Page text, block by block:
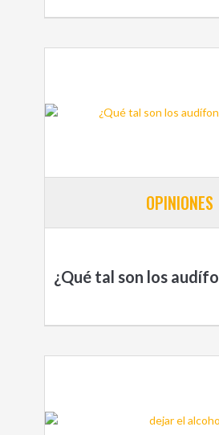
OPINIONES
¿Qué tal son los